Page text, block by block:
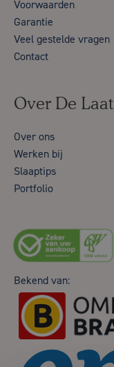
Voorwaarden
Garantie
Veel gestelde vragen
Contact
Over De Laat
Over ons
Werken bij
Slaaptips
Portfolio
Bekend van: